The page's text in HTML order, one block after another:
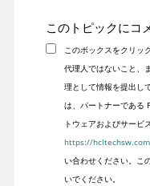
このトピックにコ
このボックスをクリッ
代理人ではないこと、
理として情報を提出し
は、パートナーである
トウェアおよびサービ
https://
い合わせください。こ
いでください。